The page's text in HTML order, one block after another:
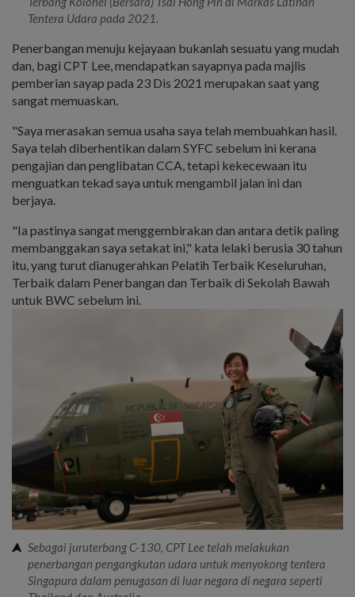
Tentera Udara pada 2021.
Penerbangan menuju kejayaan bukanlah sesuatu yang mudah
dan, bagi CPT Lee, mendapatkan sayapnya pada majlis
pemberian sayap pada 23 Dis 2021 merupakan saat yang
sangat memuaskan.
"Saya merasakan semua usaha saya telah membuahkan hasil.
Saya telah diberhentikan dalam SYFC sebelum ini kerana
pengajian dan penglibatan CCA, tetapi kekecewaan itu
menguatkan tekad saya untuk mengambil jalan ini dan
berjaya.
"Ia pastinya sangat menggembirakan dan antara detik paling
membanggakan saya setakat ini," kata lelaki berusia 30 tahun
itu, yang turut dianugerahkan Pelatih Terbaik Keseluruhan,
Terbaik dalam Penerbangan dan Terbaik di Sekolah Bawah
untuk BWC sebelum ini.
Sebagai juruterbang C-130, CPT Lee telah melakukan
penerbangan pengangkutan udara untuk menyokong tentera
Singapura dalam penugasan di luar negara di negara seperti